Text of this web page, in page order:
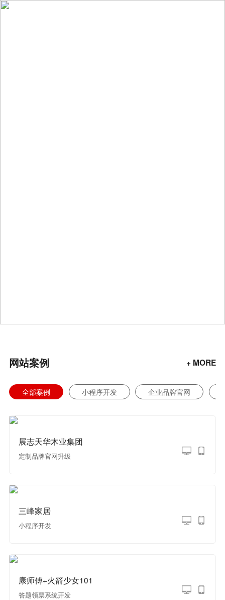
网站案例 + MORE
全部案例 小程序开发 企业品牌官网
展志天华木业集团
定制品牌官网升级
三峰家居
小程序开发
康师傅+火箭少女101
答题领票系统开发